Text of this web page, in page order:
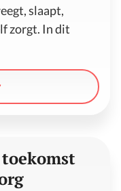
slaapt,
zorgt. In dit